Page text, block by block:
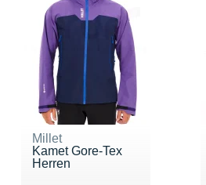
Millet
Kamet Gore-Tex
Herren